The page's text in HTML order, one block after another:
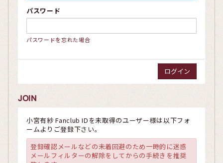
パスワード
パスワードを忘れた場合
JOIN
小宮有紗 Fanclub IDを未取得のユーザー様は以下フォ
ームよりご登録下さい。
登録確認メールなどの未着回避のため一時的に迷惑
メールフィルターの解除をしてからの手続きを推奨